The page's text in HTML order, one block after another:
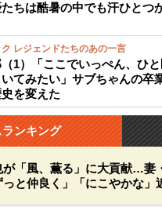
ちは酷暑の中でも汗ひとつ
レジェンドたちのあの一言
1）「ここでいっぺん、ひ
てみたい」サブちゃんの卒
を変えた
ンキング
が「風、薫る」に大貢献…妻
っと仲良く」「にこやかな」